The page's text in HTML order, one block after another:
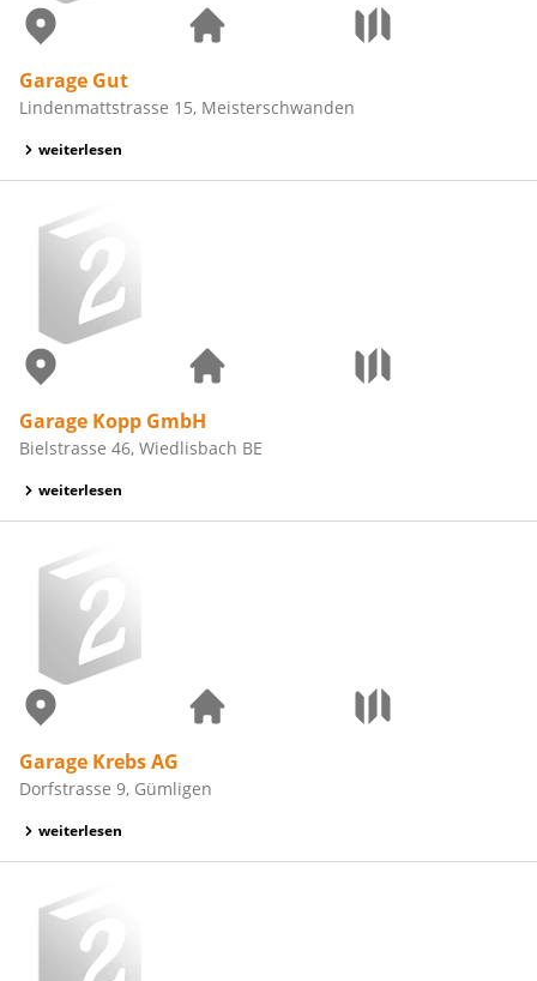
Garage Gut
Lindenmattstrasse 15, Meisterschwanden
weiterlesen
Garage Kopp GmbH
Bielstrasse 46, Wiedlisbach BE
weiterlesen
Garage Krebs AG
Dorfstrasse 9, Gümligen
weiterlesen